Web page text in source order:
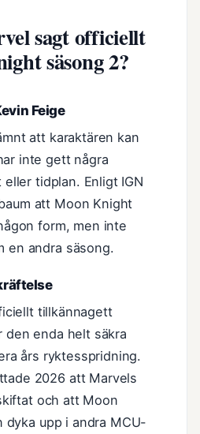
sagt officiellt
säsong 2?
Feige
att karaktären kan
inte gett några
tidplan. Enligt IGN
att Moon Knight
form, men inte
en andra säsong.
tillkännagett
den enda helt säkra
års ryktesspridning.
2026 att Marvels
och att Moon
dyka upp i andra MCU-